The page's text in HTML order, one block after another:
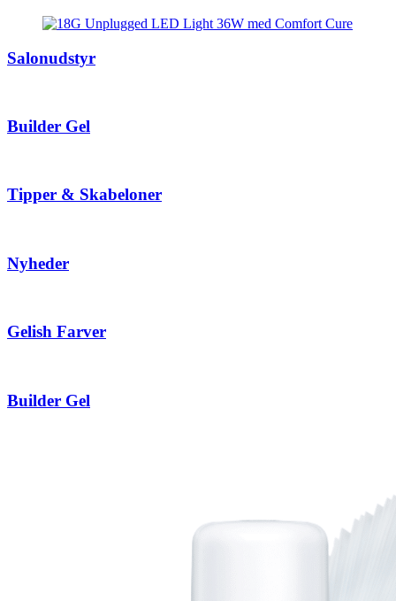
Salonudstyr
Builder Gel
Tipper & Skabeloner
Nyheder
Gelish Farver
Builder Gel